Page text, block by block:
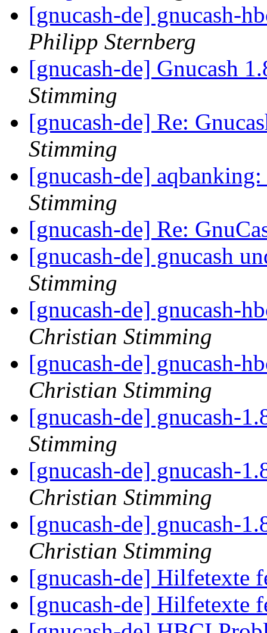
[gnucash-de] gnucash-
Philipp Sternberg
[gnucash-de] Gnucash
Stimming
[gnucash-de] Re:
Stimming
[gnucash-de]
Stimming
[gnucash-de] Re:
[gnucash-de] gnucash
Stimming
[gnucash-de] gnucash-
Christian Stimming
[gnucash-de] gnucash-
Christian Stimming
[gnucash-de] gnucash-
Stimming
[gnucash-de] gnucash-
Christian Stimming
[gnucash-de] gnucash-
Christian Stimming
[gnucash-de] Hilfetexte
[gnucash-de] Hilfetexte